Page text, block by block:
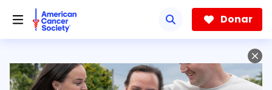
hacia
contenido
Donar